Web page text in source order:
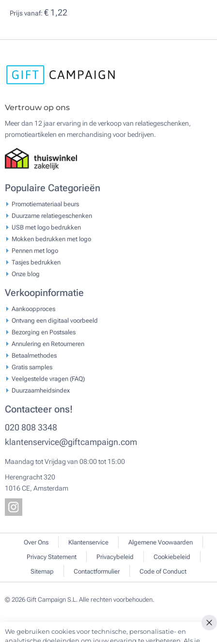
Prijs vanaf: € 1,22
Vertrouw op ons
Meer dan 12 jaar ervaring in de verkoop van relatiegeschenken,
promotieartikelen en merchandising voor bedrijven.
Populaire Categorieën
Promotiemateriaal beurs
Duurzame relatiegeschenken
USB met logo bedrukken
Mokken bedrukken met logo
Pennen met logo
Tasjes bedrukken
Onze blog
Verkoopinformatie
Aankoopproces
Ontvang een digitaal voorbeeld
Bezorging en Postsales
Annulering en Retourneren
Betaalmethodes
Gratis samples
Veelgestelde vragen (FAQ)
Duurzaamheidsindex
Contacteer ons!
020 808 3348
klantenservice@giftcampaign.com
Maandag tot Vrijdag van 08:00 tot 15:00
Herengracht 320
1016 CE, Amsterdam
Over Ons Klantenservice
Algemene Voowaarden
Privacy Statement
Privacybeleid
Cookiebeleid
Sitemap
Contactformulier Code of Conduct
© 2026 Gift Campaign S.L. Alle rechten voorbehouden.
We gebruiken cookies voor technische, personalisatie- en